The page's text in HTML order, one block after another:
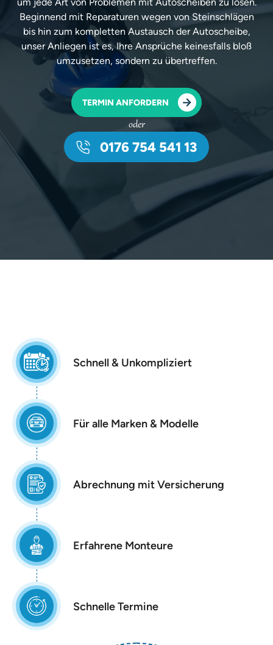
Beginnend mit Reparaturen wegen von Steinschlägen
bis hin zum kompletten Austausch der Autoscheibe,
unser Anliegen ist es, Ihre Ansprüche keinesfalls bloß
umzusetzen, sondern zu übertreffen.
TERMIN ANFORDERN
oder
0176 754 541 13
Schnell & Unkompliziert
Für alle Marken & Modelle
Abrechnung mit Versicherung
Erfahrene Monteure
Schnelle Termine